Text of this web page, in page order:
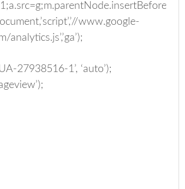
www.google-
analytics.js’,’ga’);
27938516-1’, ‘auto’);